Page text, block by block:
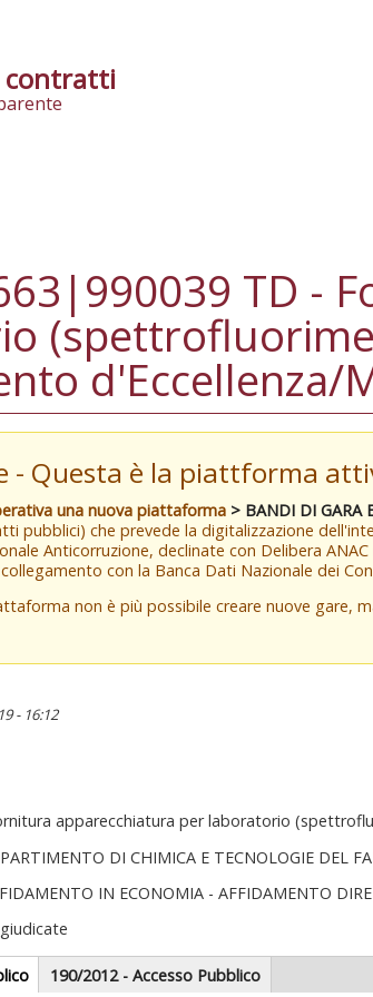
contratti
TD -
d'Eccellenza/
- Questa è la piattforma
una nuova piattaforma > BANDI DI GARA
pubblici) che prevede la digitalizzazione
Anticorruzione, declinate con Delibera
con la Banca Dati Nazionale dei
non è più possibile creare nuove gare,
- 16:12
apparecchiatura per laboratorio
DI CHIMICA E TECNOLOGIE DEL
IN ECONOMIA - AFFIDAMENTO
(scheda
190/2012 - Accesso Pubblico